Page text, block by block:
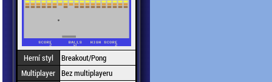
Herní styl
Breakout/Pong
Multiplayer Bez multiplayeru